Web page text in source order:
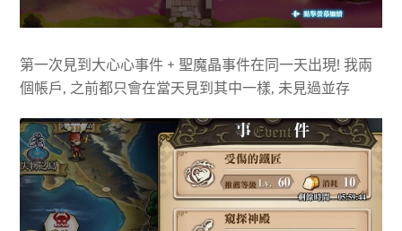
第一次見到大心心事件 + 聖魔晶事件在同一天出現! 我兩
個帳戶, 之前都只會在當天見到其中一樣, 未見過並存